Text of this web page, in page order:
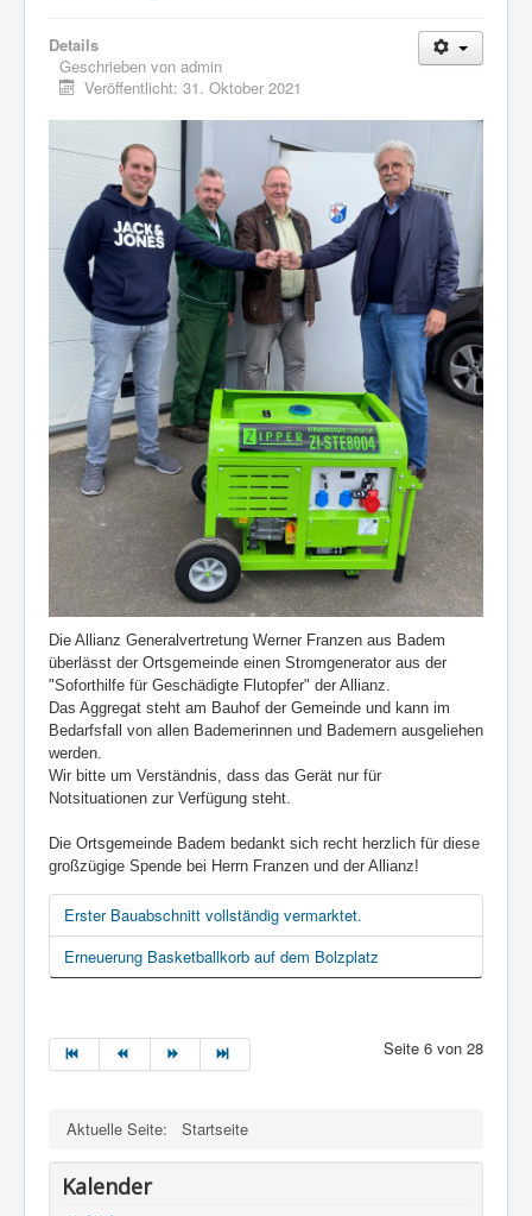
Details
Geschrieben von admin
Veröffentlicht: 31. Oktober 2021
Die Allianz Generalvertretung Werner Franzen aus Badem
überlässt der Ortsgemeinde einen Stromgenerator aus der
"Soforthilfe für Geschädigte Flutopfer" der Allianz.
Das Aggregat steht am Bauhof der Gemeinde und kann im
Bedarfsfall von allen Bademerinnen und Bademern ausgeliehen
werden.
Wir bitte um Verständnis, dass das Gerät nur für
Notsituationen zur Verfügung steht.
Die Ortsgemeinde Badem bedankt sich recht herzlich für diese
großzügige Spende bei Herrn Franzen und der Allianz!
Erster Bauabschnitt vollständig vermarktet.
Erneuerung Basketballkorb auf dem Bolzplatz
Seite 6 von 28
Aktuelle Seite: Startseite
Kalender